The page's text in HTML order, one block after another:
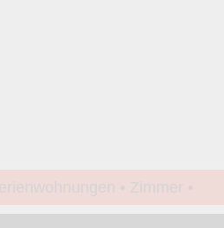
• Zimmer •